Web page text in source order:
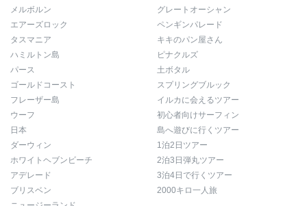
メルボルン
エアーズロック
タスマニア
ハミルトン島
パース
ゴールドコースト
フレーザー島
ウーフ
日本
ダーウィン
ホワイトヘブンビーチ
アデレード
ブリスベン
グレートオーシャン
ペンギンパレード
キキのパン屋さん
ピナクルズ
土ボタル
スプリングブルック
イルカに会えるツアー
初心者向けサーフィン
島へ遊びに行くツアー
1泊2日ツアー
2泊3日弾丸ツアー
3泊4日で行くツアー
2000キロ一人旅